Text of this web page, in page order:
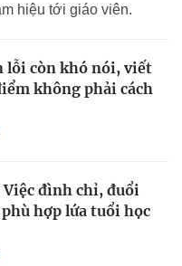
hiệu tới giáo viên.
còn khó nói, viết
không phải cách
đình chỉ, đuổi
hợp lứa tuổi học